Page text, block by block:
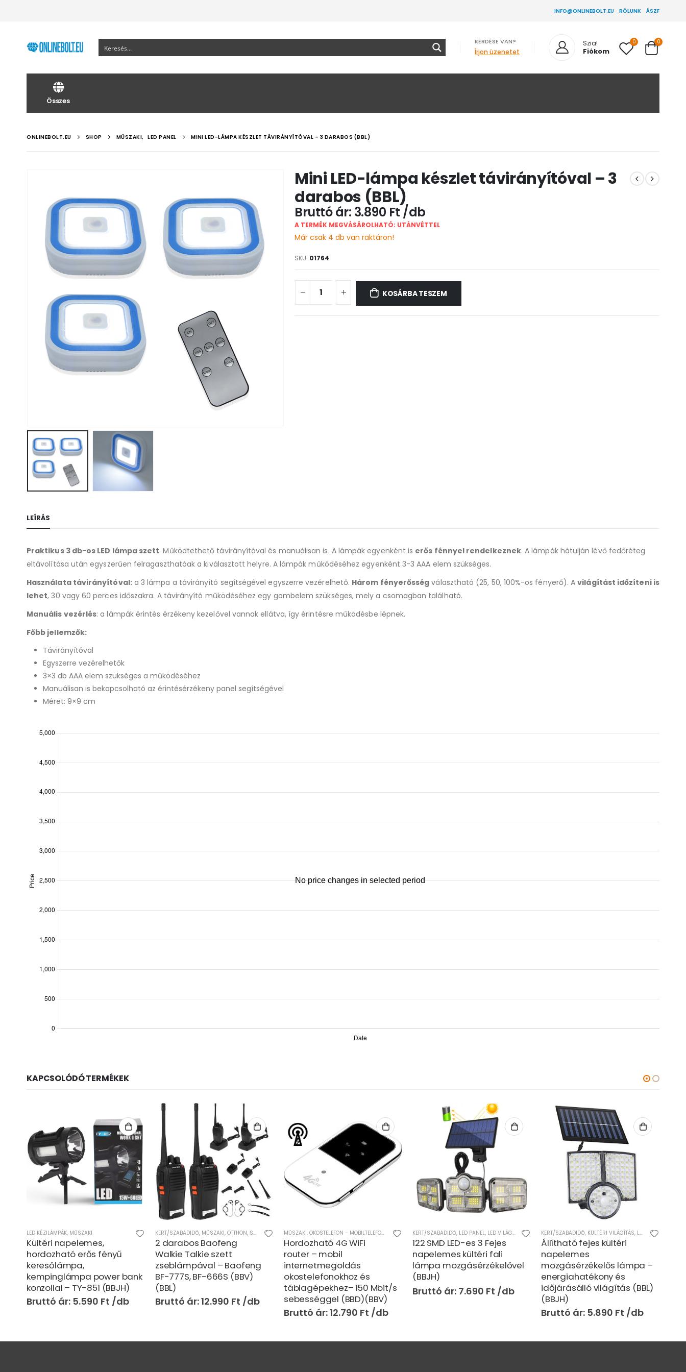
INFO@ONLINEBOLT.EU RÓLUNK ÁSZF
KÉRDÉSE VAN?
Írjon üzenetet
Szia!
Fiókom
0 0
Összes
ONLINEBOLT.EU SHOP MŰSZAKI, LED PANEL MINI LED-LÁMPA KÉSZLET TÁVIRÁNYÍTÓVAL – 3 DARABOS (BBL)
Mini LED-lámpa készlet távirányítóval – 3
darabos (BBL)
3.890 Ft
A TERMÉK MEGVÁSÁROLHATÓ: UTÁNVÉTTEL
Már csak 4 db van raktáron!
SKU: 01764
KOSÁRBA TESZEM
LEÍRÁS
Praktikus 3 db-os LED lámpa szett. Működtethető távirányítóval és manuálisan is. A lámpák egyenként is erős fénnyel rendelkeznek. A lámpák hátulján lévő fedőréteg
eltávolítása után egyszerűen felragaszthatóak a kiválasztott helyre. A lámpák működéséhez egyenként 3-3 AAA elem szükséges.
Használata távirányítóval:a 3 lámpa a távirányító segítségével egyszerre vezérelhető. Három fényerősség választható (25, 50, 100%-os fényerő). Avilágítást időzíteni is
lehet, 30 vagy 60 perces időszakra. A távirányító működéséhez egy gombelem szükséges, mely a csomagban található.
Manuális vezérlés: a lámpák érintés érzékeny kezelővel vannak ellátva, így érintésre működésbe lépnek.
Főbb jellemzők:
Távirányítóval
Egyszerre vezérelhetők
3×3 db AAA elem szükséges a működéséhez
Manuálisan is bekapcsolható az érintésérzékeny panel segítségével
Méret: 9×9 cm
KAPCSOLÓDÓ TERMÉKEK
LED KÉZILÁMPÁK, MŰSZAKI
Kültéri napelemes,
hordozható erős fényű
keresőlámpa,
kempinglámpa power bank
konzollal – TY-851 (BBJH)
5.590 Ft
KERT/SZABADIDŐ, MŰSZAKI, OTTHON, SZÓRAKOZÁS
2 darabos Baofeng
Walkie Talkie szett
zseblámpával – Baofeng
BF-777S, BF-666S (BBV)
(BBL)
12.990 Ft
MŰSZAKI, OKOSTELEFON - MOBILTELEFON - KIEGÉSZÍTŐK
Hordozható 4G WiFi
router – mobil
internetmegoldás
okostelefonokhoz és
táblagépekhez– 150 Mbit/s
sebességgel (BBD)(BBV)
12.790 Ft
KERT/SZABADIDŐ, LED PANEL, LED VILÁGÍTÁS ,MŰSZAKI
122 SMD LED-es 3 Fejes
napelemes kültéri fali
lámpa mozgásérzékelővel
(BBJH)
7.690 Ft
KERT/SZABADIDŐ, KÜLTÉRI VILÁGÍTÁS, LED VILÁGÍTÁS
Állítható fejes kültéri
napelemes
mozgásérzékelős lámpa –
energiahatékony és
időjárásálló világítás (BBL)
(BBJH)
5.890 Ft